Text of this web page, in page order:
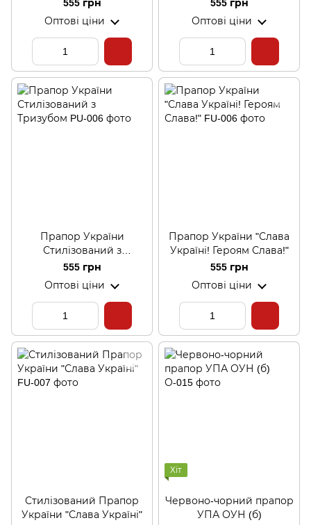
555 грн
Оптові ціни
555 грн
Оптові ціни
Прапор України
Стилізований з
Тризубом
555 грн
Оптові ціни
Прапор України "Слава
Україні! Героям Слава!"
555 грн
Оптові ціни
Стилізований Прапор
України "Слава Україні"
Хіт
Червоно-чорний прапор
УПА ОУН (б)